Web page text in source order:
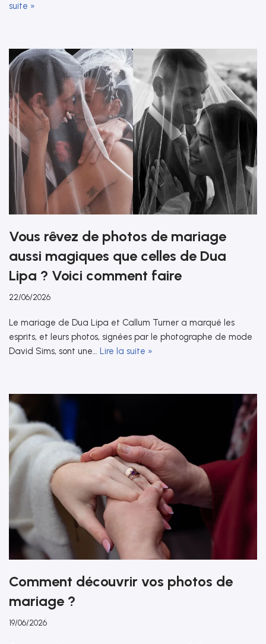
suite »
Vous rêvez de photos de mariage
aussi magiques que celles de Dua
Lipa ? Voici comment faire
22/06/2026
Le mariage de Dua Lipa et Callum Turner a marqué les
esprits, et leurs photos, signées par le photographe de mode
David Sims, sont une… Lire la suite »
Comment découvrir vos photos de
mariage ?
19/06/2026